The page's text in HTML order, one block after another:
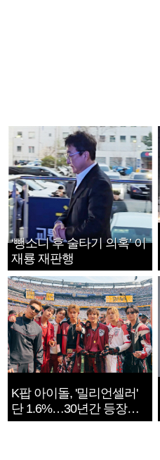
‘뺑소니 후 술타기 의혹’ 이
재룡 재판행
K팝 아이돌, '밀리언셀러'
단 1.6%…30년간 등장
1182개팀 전수조사